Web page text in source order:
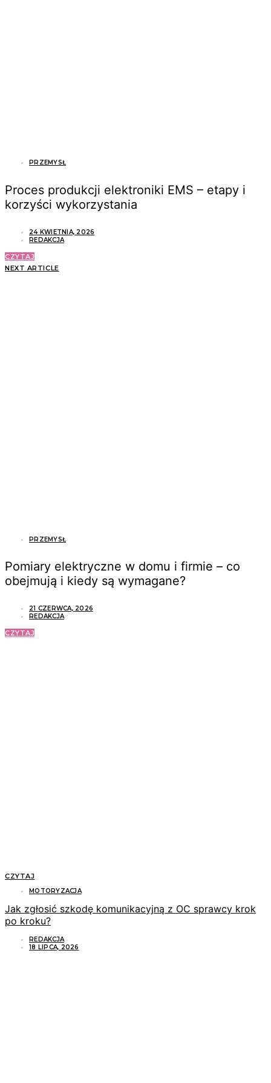
PRZEMYSŁ
Proces produkcji elektroniki EMS – etapy i
korzyści wykorzystania
24 KWIETNIA, 2026
REDAKCJA
CZYTAJ
NEXT ARTICLE
PRZEMYSŁ
Pomiary elektryczne w domu i firmie – co
obejmują i kiedy są wymagane?
21 CZERWCA, 2026
REDAKCJA
CZYTAJ
CZYTAJ
MOTORYZACJA
Jak zgłosić szkodę komunikacyjną z OC sprawcy krok
po kroku?
REDAKCJA
18 LIPCA, 2026